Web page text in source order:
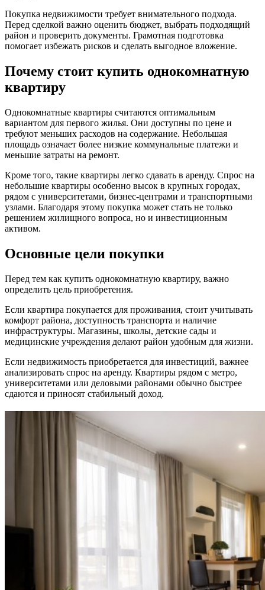
Покупка недвижимости требует внимательного подхода.
Перед сделкой важно оценить бюджет, выбрать подходящий
район и проверить документы. Грамотная подготовка
помогает избежать рисков и сделать выгодное вложение.
Почему стоит купить однокомнатную
квартиру
Однокомнатные квартиры считаются оптимальным
вариантом для первого жилья. Они доступны по цене и
требуют меньших расходов на содержание. Небольшая
площадь означает более низкие коммунальные платежи и
меньшие затраты на ремонт.
Кроме того, такие квартиры легко сдавать в аренду. Спрос на
небольшие квартиры особенно высок в крупных городах,
рядом с университетами, бизнес-центрами и транспортными
узлами. Благодаря этому покупка может стать не только
решением жилищного вопроса, но и инвестиционным
активом.
Основные цели покупки
Перед тем как купить однокомнатную квартиру, важно
определить цель приобретения.
Если квартира покупается для проживания, стоит учитывать
комфорт района, доступность транспорта и наличие
инфраструктуры. Магазины, школы, детские сады и
медицинские учреждения делают район удобным для жизни.
Если недвижимость приобретается для инвестиций, важнее
анализировать спрос на аренду. Квартиры рядом с метро,
университетами или деловыми районами обычно быстрее
сдаются и приносят стабильный доход.